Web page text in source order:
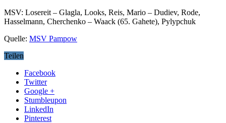
MSV: Losereit – Glagla, Looks, Reis, Mario – Dudiev, Rode,
Hasselmann, Cherchenko – Waack (65. Gahete), Pylypchuk
Quelle: MSV Pampow
Teilen
Facebook
Twitter
Google +
Stumbleupon
LinkedIn
Pinterest